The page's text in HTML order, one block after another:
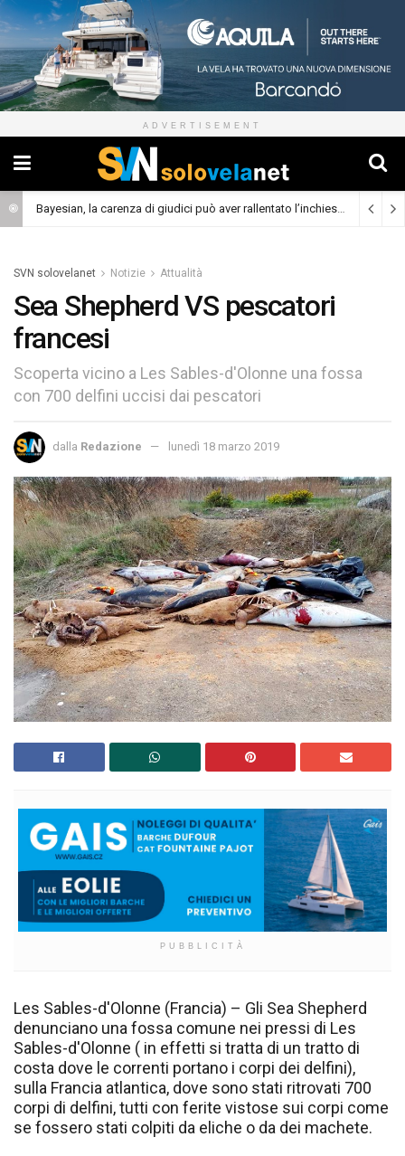
ADVERTISEMENT
Bayesian, la carenza di giudici può aver rallentato l’inchiesta (Cronaca)
SVN solovelanet Notizie Attualità
Sea Shepherd VS pescatori
francesi
Scoperta vicino a Les Sables-d'Olonne una fossa
con 700 delfini uccisi dai pescatori
dalla Redazione lunedì 18 marzo 2019
PUBBLICITÀ
Les Sables-d'Olonne (Francia) – Gli Sea Shepherd
denunciano una fossa comune nei pressi di Les
Sables-d'Olonne ( in effetti si tratta di un tratto di
costa dove le correnti portano i corpi dei delfini),
sulla Francia atlantica, dove sono stati ritrovati 700
corpi di delfini, tutti con ferite vistose sui corpi come
se fossero stati colpiti da eliche o da dei machete.